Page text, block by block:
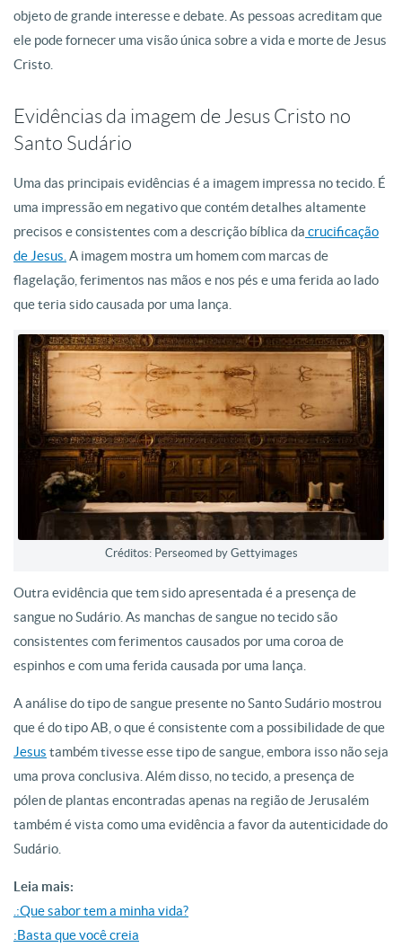
objeto de grande interesse e debate. As pessoas acreditam que
ele pode fornecer uma visão única sobre a vida e morte de Jesus
Cristo.
Evidências da imagem de Jesus Cristo no
Santo Sudário
Uma das principais evidências é a imagem impressa no tecido. É
uma impressão em negativo que contém detalhes altamente
precisos e consistentes com a descrição bíblica da crucificação
de Jesus. A imagem mostra um homem com marcas de
flagelação, ferimentos nas mãos e nos pés e uma ferida ao lado
que teria sido causada por uma lança.
Créditos: Perseomed by Gettyimages
Outra evidência que tem sido apresentada é a presença de
sangue no Sudário. As manchas de sangue no tecido são
consistentes com ferimentos causados por uma coroa de
espinhos e com uma ferida causada por uma lança.
A análise do tipo de sangue presente no Santo Sudário mostrou
que é do tipo AB, o que é consistente com a possibilidade de que
Jesus também tivesse esse tipo de sangue, embora isso não seja
uma prova conclusiva. Além disso, no tecido, a presença de
pólen de plantas encontradas apenas na região de Jerusalém
também é vista como uma evidência a favor da autenticidade do
Sudário.
Leia mais:
.:Que sabor tem a minha vida?
:Basta que você creia